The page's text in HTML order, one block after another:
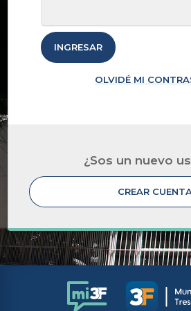
INGRESAR
OLVIDÉ MI
¿Sos un nuevo
CREAR